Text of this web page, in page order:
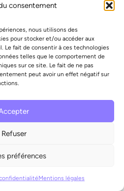
consentement
nous utilisons des
pour stocker et/ou accéder aux
Le fait de consentir à ces technologies
telles que le comportement de
sur ce site. Le fait de ne pas
peut avoir un effet négatif sur
Refuser
préférences
Mentions légales